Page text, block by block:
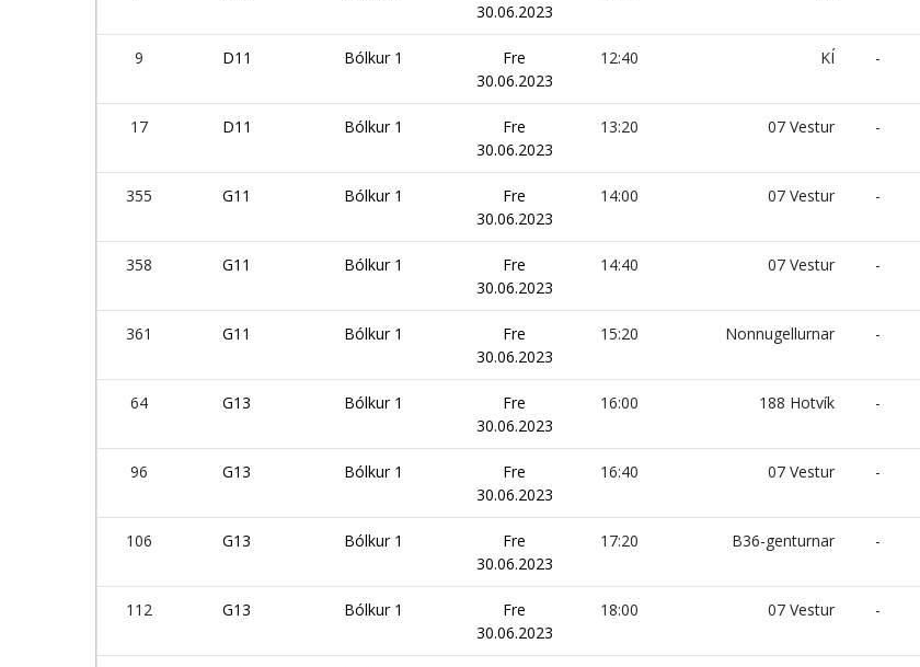
30.06.2023
9 D11 Bólkur 1
Fre
30.06.2023
12:40 KÍ -
17 D11 Bólkur 1
Fre
30.06.2023
13:20 07 Vestur -
355 G11 Bólkur 1
Fre
30.06.2023
14:00 07 Vestur -
358 G11 Bólkur 1
Fre
30.06.2023
14:40 07 Vestur -
361 G11 Bólkur 1
Fre
30.06.2023
15:20 Nonnugellurnar -
64 G13 Bólkur 1
Fre
30.06.2023
16:00 188 Hotvík -
96 G13 Bólkur 1
Fre
30.06.2023
16:40 07 Vestur -
106 G13 Bólkur 1
Fre
30.06.2023
17:20 B36-genturnar -
112 G13 Bólkur 1
Fre
30.06.2023
18:00 07 Vestur -